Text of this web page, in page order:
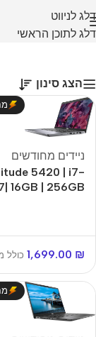
דלג לניווט
דלג לתוכן הראשי
הצג סינון
ניידים מחודשים
5420 | i7-
16GB | 256GB
1,699.00 ₪ כולל